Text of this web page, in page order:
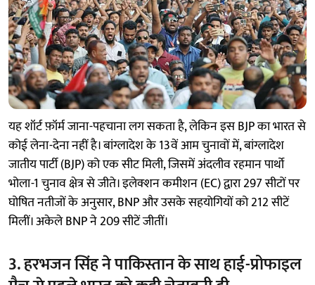
यह शॉर्ट फ़ॉर्म जाना-पहचाना लग सकता है, लेकिन इस BJP का भारत से
कोई लेना-देना नहीं है। बांग्लादेश के 13वें आम चुनावों में, बांग्लादेश
जातीय पार्टी (BJP) को एक सीट मिली, जिसमें अंदलीव रहमान पार्थो
भोला-1 चुनाव क्षेत्र से जीते। इलेक्शन कमीशन (EC) द्वारा 297 सीटों पर
घोषित नतीजों के अनुसार, BNP और उसके सहयोगियों को 212 सीटें
मिलीं। अकेले BNP ने 209 सीटें जीतीं।
3. हरभजन सिंह ने पाकिस्तान के साथ हाई-प्रोफाइल